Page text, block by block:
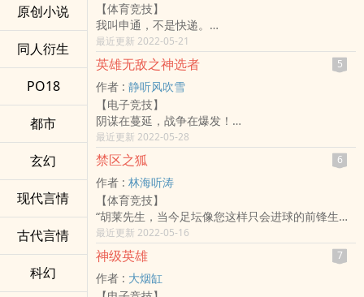
原创小说
同人衍生
PO18
都市
玄幻
现代言情
古代言情
科幻
【体育竞技】
我叫申通，不是快递。
我不在江湖，江湖依然有我的传说：第五分卫。
【西科东艾北卡南麦中申通】
群号：7-9-1-4-5-2-8-2-9
【破竹出品，必属精品】
标签：体育,热血,明星,系统流,赚钱,篮球,轻松,嘴炮,
篮球运动
最近更新 2022-05-21
英雄无敌之神选者 5
作者 : 静听风吹雪
【电子竞技】
阴谋在蔓延，战争在爆发！
黑龙咆哮，天使折翼！
强悍的埃拉西亚分崩离析。
恩塔格瑞大陆陷入动荡之中。
利斯，身为被女神选中的男人！
他誓将率领玩家大军，从萨凡纳出发，终结这场战
争！
标签：游戏,游戏异界,轻松,穿越,法师,指挥官,技术流
最近更新 2022-05-28
禁区之狐 6
作者 : 林海听涛
【体育竞技】
“胡莱先生，当今足坛像您这样只会进球的前锋生存
空间越来越狭窄……但尽管如此，您还是取得了耀眼
的成就，请问您的成功秘诀是什幺呢？”
在一个冬日的午后，胡莱向来自全世界的记者们展
示他刚刚获得的至高荣誉，有记者向他提出了这样
最近更新 2022-05-16
神级英雄 7
作者 : 大烟缸